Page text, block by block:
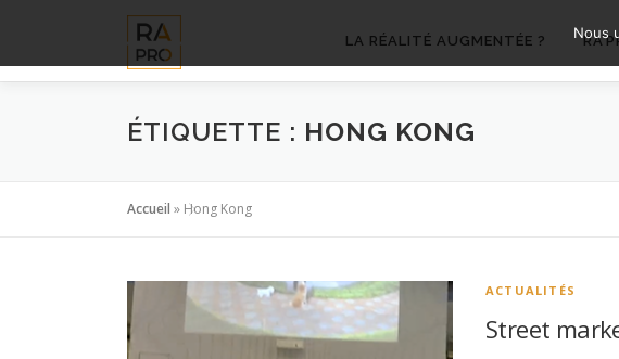
contenu
LA RÉALITÉ AUGMENTÉE ?
ÉTIQUETTE : HONG KONG
Accueil » Hong Kong
ACTUALITÉS
Street
Nous